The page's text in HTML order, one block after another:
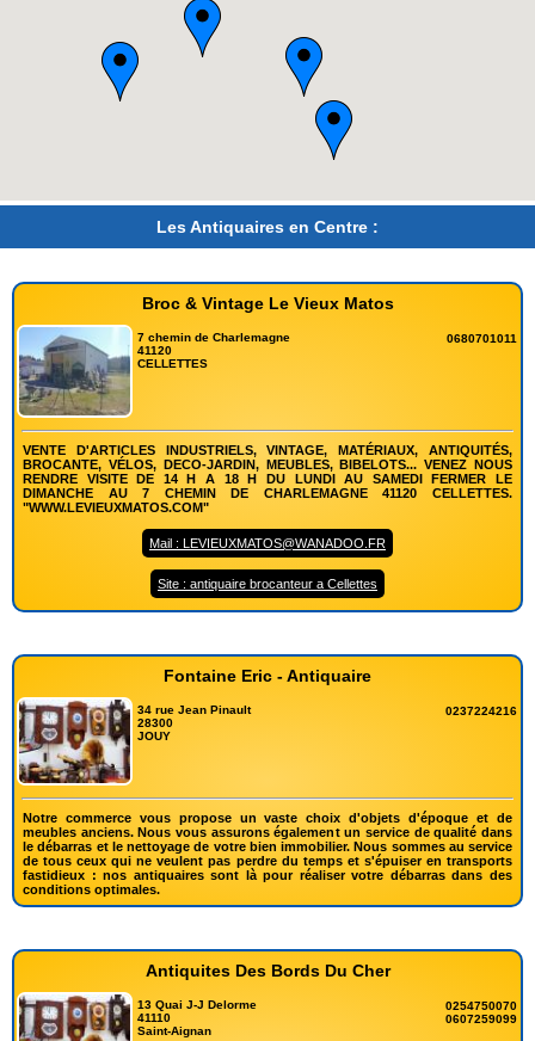
Les Antiquaires en Centre :
Broc & Vintage Le Vieux Matos
7 chemin de Charlemagne
41120
CELLETTES
0680701011
VENTE D'ARTICLES INDUSTRIELS, VINTAGE, MATÉRIAUX, ANTIQUITÉS,
BROCANTE, VÉLOS, DECO-JARDIN, MEUBLES, BIBELOTS... VENEZ NOUS
RENDRE VISITE DE 14 H A 18 H DU LUNDI AU SAMEDI FERMER LE
DIMANCHE AU 7 CHEMIN DE CHARLEMAGNE 41120 CELLETTES.
"WWW.LEVIEUXMATOS.COM"
Mail : LEVIEUXMATOS@WANADOO.FR
Site : antiquaire brocanteur a Cellettes
Fontaine Eric - Antiquaire
34 rue Jean Pinault
28300
JOUY
0237224216
Notre commerce vous propose un vaste choix d'objets d'époque et de
meubles anciens. Nous vous assurons également un service de qualité dans
le débarras et le nettoyage de votre bien immobilier. Nous sommes au service
de tous ceux qui ne veulent pas perdre du temps et s'épuiser en transports
fastidieux : nos antiquaires sont là pour réaliser votre débarras dans des
conditions optimales.
Antiquites Des Bords Du Cher
13 Quai J-J Delorme
41110
Saint-Aignan
0254750070
0607259099